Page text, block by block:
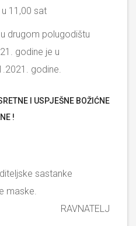
11,00 sat
drugom polugodištu
godine je u
godine.
I USPJEŠNE BOŽIĆNE
!
sastanke
maske.
RAVNATELJ